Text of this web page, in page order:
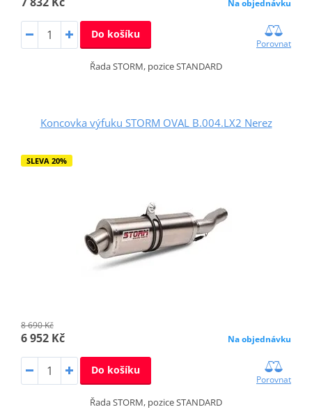
Na objednávku
Do košíku
Porovnat
Řada STORM, pozice STANDARD
Koncovka výfuku STORM OVAL B.004.LX2 Nerez
SLEVA 20%
8 690 Kč
6 952 Kč Na objednávku
Do košíku
Porovnat
Řada STORM, pozice STANDARD